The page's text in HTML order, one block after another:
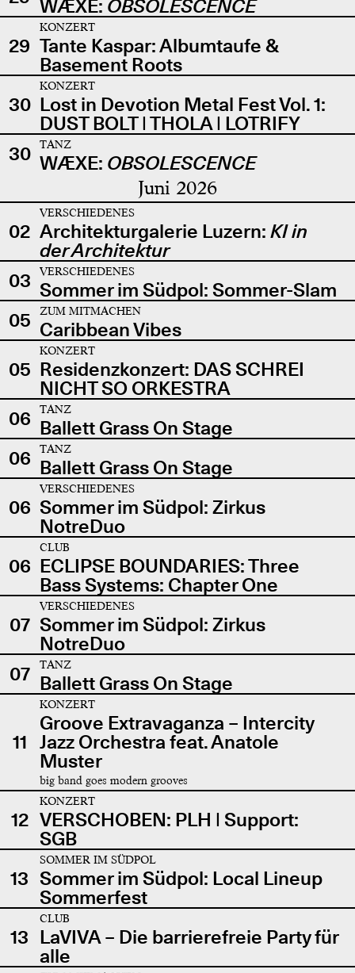
WÆXE: OBSOLESCENCE
29
KONZERT
Tante Kaspar: Albumtaufe &
Basement Roots
30
KONZERT
Lost in Devotion Metal Fest Vol. 1:
DUST BOLT | THOLA | LOTRIFY
30
TANZ
WÆXE: OBSOLESCENCE
Juni 2026
02
VERSCHIEDENES
Architekturgalerie Luzern: KI in
der Architektur
03
VERSCHIEDENES
Sommer im Südpol: Sommer-Slam
05
ZUM MITMACHEN
Caribbean Vibes
05
KONZERT
Residenzkonzert: DAS SCHREI
NICHT SO ORKESTRA
06
TANZ
Ballett Grass On Stage
06
TANZ
Ballett Grass On Stage
06
VERSCHIEDENES
Sommer im Südpol: Zirkus
NotreDuo
06
CLUB
ECLIPSE BOUNDARIES: Three
Bass Systems: Chapter One
07
VERSCHIEDENES
Sommer im Südpol: Zirkus
NotreDuo
07
TANZ
Ballett Grass On Stage
11
KONZERT
Groove Extravaganza – Intercity
Jazz Orchestra feat. Anatole
Muster
big band goes modern grooves
12
KONZERT
VERSCHOBEN: PLH | Support:
SGB
13
SOMMER IM SÜDPOL
Sommer im Südpol: Local Lineup
Sommerfest
13
CLUB
LaVIVA – Die barrierefreie Party für
alle